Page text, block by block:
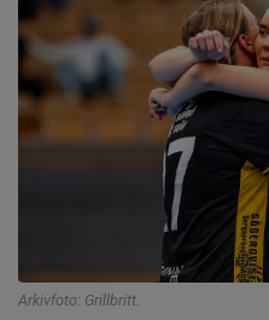
Arkivfoto: Grillbritt.